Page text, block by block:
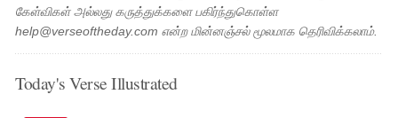
கேள்விகள் அல்லது கருத்துக்களை பகிர்ந்துகொள்ள
help@verseoftheday.com என்ற மின்னஞ்சல் மூலமாக தெரிவிக்கலாம்.
Today's Verse Illustrated